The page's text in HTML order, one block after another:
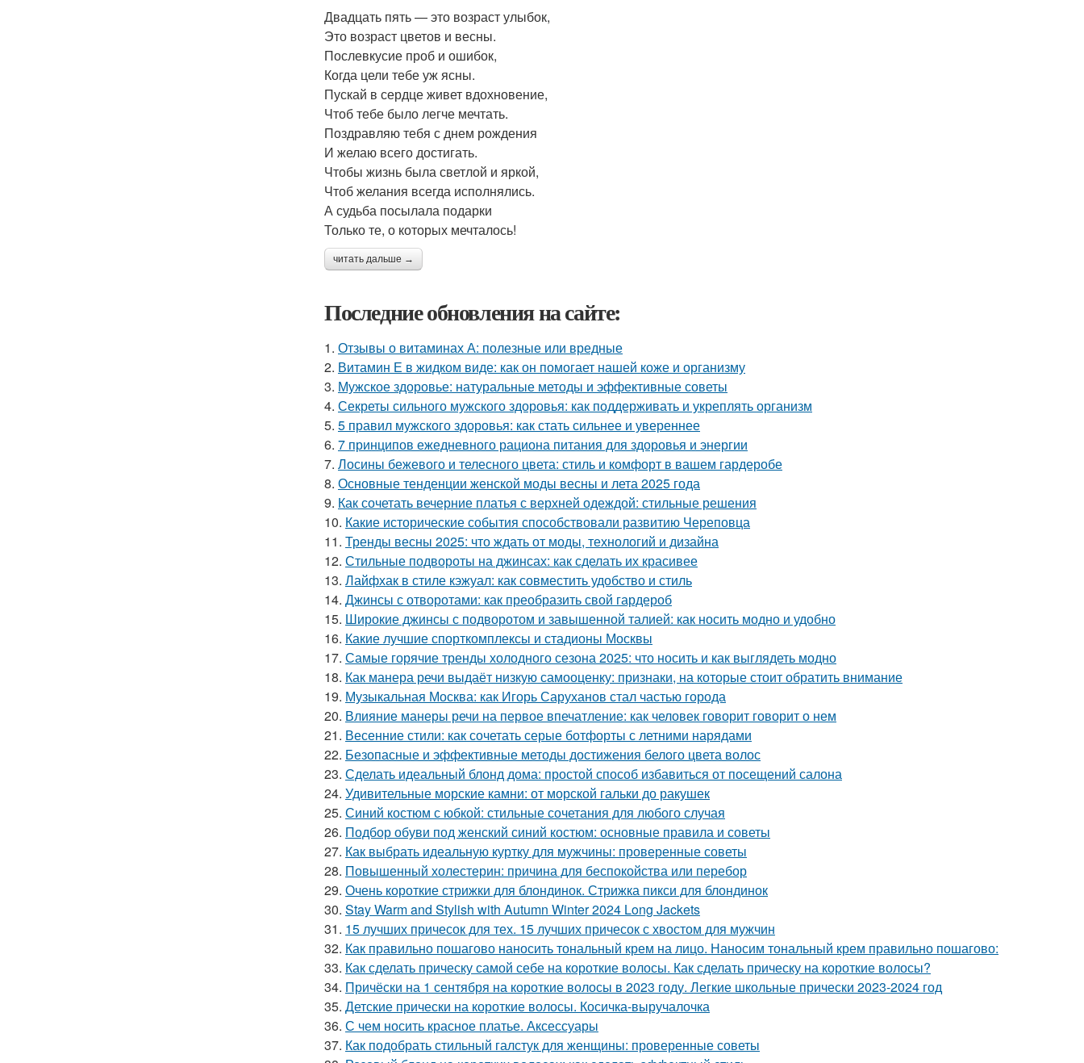
Двадцать пять — это возраст улыбок,
Это возраст цветов и весны.
Послевкусие проб и ошибок,
Когда цели тебе уж ясны.
Пускай в сердце живет вдохновение,
Чтоб тебе было легче мечтать.
Поздравляю тебя с днем рождения
И желаю всего достигать.
Чтобы жизнь была светлой и яркой,
Чтоб желания всегда исполнялись.
А судьба посылала подарки
Только те, о которых мечталось!
читать дальше →
Последние обновления на сайте:
1. Отзывы о витаминах А: полезные или вредные
2. Витамин Е в жидком виде: как он помогает нашей коже и организму
3. Мужское здоровье: натуральные методы и эффективные советы
4. Секреты сильного мужского здоровья: как поддерживать и укреплять организм
5. 5 правил мужского здоровья: как стать сильнее и увереннее
6. 7 принципов ежедневного рациона питания для здоровья и энергии
7. Лосины бежевого и телесного цвета: стиль и комфорт в вашем гардеробе
8. Основные тенденции женской моды весны и лета 2025 года
9. Как сочетать вечерние платья с верхней одеждой: стильные решения
10. Какие исторические события способствовали развитию Череповца
11. Тренды весны 2025: что ждать от моды, технологий и дизайна
12. Стильные подвороты на джинсах: как сделать их красивее
13. Лайфхак в стиле кэжуал: как совместить удобство и стиль
14. Джинсы с отворотами: как преобразить свой гардероб
15. Широкие джинсы с подворотом и завышенной талией: как носить модно и удобно
16. Какие лучшие спорткомплексы и стадионы Москвы
17. Самые горячие тренды холодного сезона 2025: что носить и как выглядеть модно
18. Как манера речи выдаёт низкую самооценку: признаки, на которые стоит обратить внимание
19. Музыкальная Москва: как Игорь Саруханов стал частью города
20. Влияние манеры речи на первое впечатление: как человек говорит говорит о нем
21. Весенние стили: как сочетать серые ботфорты с летними нарядами
22. Безопасные и эффективные методы достижения белого цвета волос
23. Сделать идеальный блонд дома: простой способ избавиться от посещений салона
24. Удивительные морские камни: от морской гальки до ракушек
25. Синий костюм с юбкой: стильные сочетания для любого случая
26. Подбор обуви под женский синий костюм: основные правила и советы
27. Как выбрать идеальную куртку для мужчины: проверенные советы
28. Повышенный холестерин: причина для беспокойства или перебор
29. Очень короткие стрижки для блондинок. Стрижка пикси для блондинок
30. Stay Warm and Stylish with Autumn Winter 2024 Long Jackets
31. 15 лучших причесок для тех. 15 лучших причесок с хвостом для мужчин
32. Как правильно пошагово наносить тональный крем на лицо. Наносим тональный крем правильно пошагово:
33. Как сделать прическу самой себе на короткие волосы. Как сделать прическу на короткие волосы?
34. Причёски на 1 сентября на короткие волосы в 2023 году. Легкие школьные прически 2023-2024 год
35. Детские прически на короткие волосы. Косичка-выручалочка
36. С чем носить красное платье. Аксессуары
37. Как подобрать стильный галстук для женщины: проверенные советы